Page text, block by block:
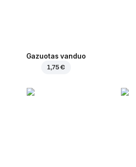
Gazuotas vanduo
1,75 €